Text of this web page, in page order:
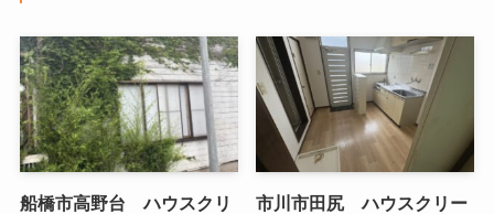
船橋市高野台 ハウスクリ
市川市田尻 ハウスクリー